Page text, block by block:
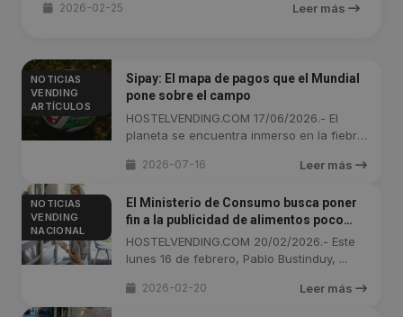
2026-02-25 Leer más
NOTICIAS
VENDING
ARTÍCULOS
Sipay: El mapa de pagos que el Mundial
pone sobre el campo
HOSTELVENDING.COM 17/06/2026.- El
planeta se encuentra inmerso en la fiebre
2026-07-16 Leer más
NOTICIAS
VENDING
NACIONAL
El Ministerio de Consumo busca poner
fin a la publicidad de alimentos poco
saludables dirigida a menores
HOSTELVENDING.COM 20/02/2026.- Este
lunes 16 de febrero, Pablo Bustinduy, ...
2026-02-20 Leer más